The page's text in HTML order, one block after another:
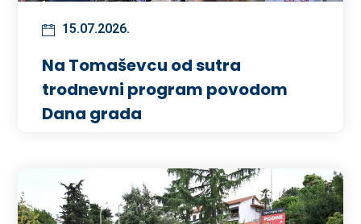
15.07.2026.
Na Tomaševcu od sutra
trodnevni program povodom
Dana grada